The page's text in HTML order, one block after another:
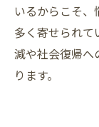
いるからこそ
多く寄せられて
減や社会復帰へ
ります。